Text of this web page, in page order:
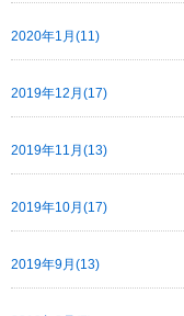
2020年1月(11)
2019年12月(17)
2019年11月(13)
2019年10月(17)
2019年9月(13)